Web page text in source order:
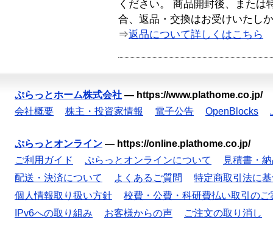
ください。 商品開封後、または
合、返品・交換はお受けいたし
⇒返品について詳しくはこちら
ぷらっとホーム株式会社 — https://www.plathome.co.jp/
会社概要
株主・投資家情報 電子公告 OpenBlocks
ぷらっとオンライン — https://online.plathome.co.jp/
ご利用ガイド
ぷらっとオンラインについて
見積書・
配送・決済について
よくあるご質問
特定商取引法に
個人情報取り扱い方針
校費・公費・科研費払い取引のご
IPv6への取り組み
お客様からの声 ご注文の取り消し